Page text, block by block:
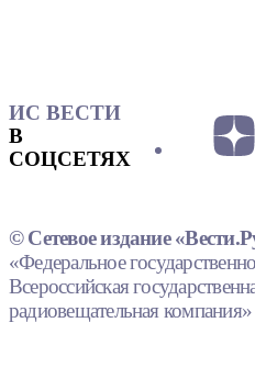
ИС ВЕСТИ
В
СОЦСЕТЯХ
© Сетевое издание
«Федеральное
Всероссийская
радиовещательная